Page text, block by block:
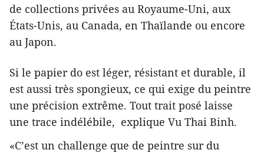
de collections privées au Royaume-Uni, aux
États-Unis, au Canada, en Thaïlande ou encore
au Japon.
Si le papier do est léger, résistant et durable, il
est aussi très spongieux, ce qui exige du peintre
une précision extrême. Tout trait posé laisse
une trace indélébile, explique Vu Thai Binh.
«C’est un challenge que de peintre sur du